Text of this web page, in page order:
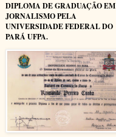
DIPLOMA DE GRADUAÇÃO EM
JORNALISMO PELA
UNIVERSIDADE FEDERAL DO
PARÁ UFPA.